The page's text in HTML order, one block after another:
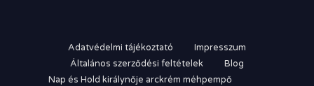
Adatvédelmi tájékoztató
Impresszum
Általános szerződési feltételek
Blog
Nap és Hold királynője arckrém méhpempő